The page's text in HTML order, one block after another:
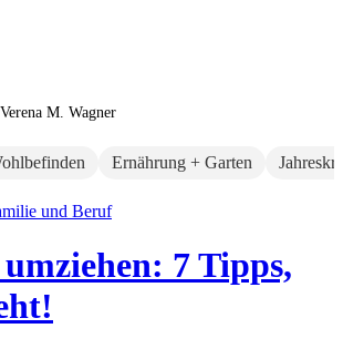
M. Wagner
Ernährung + Garten
und Beruf
7 Tipps,